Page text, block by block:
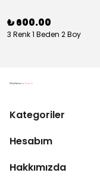
₺ 600.00
3 Renk 1 Beden 2 Boy
Kategoriler
Hesabım
Hakkımızda